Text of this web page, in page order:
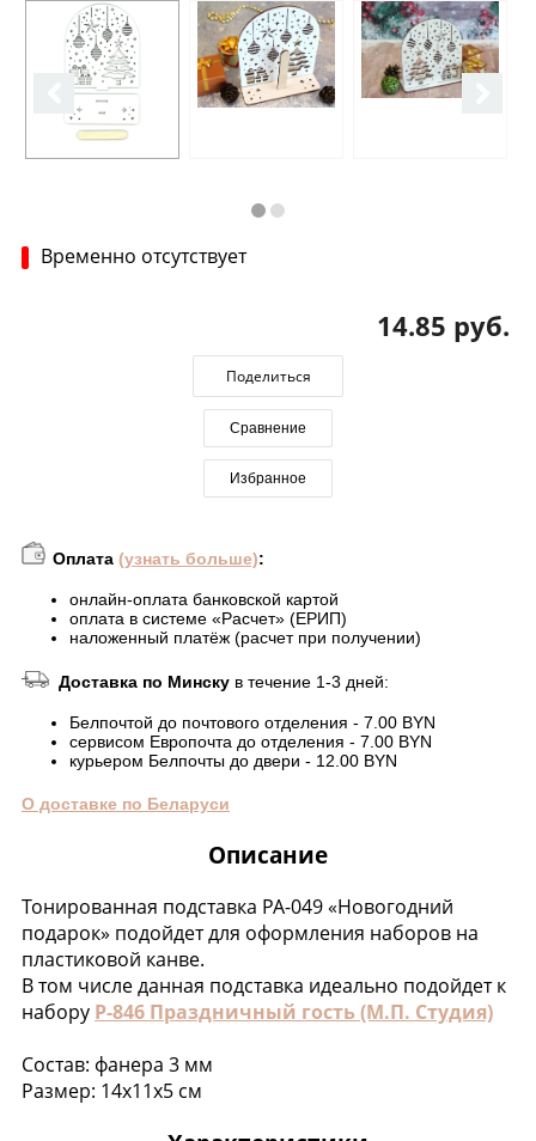
Временно отсутствует
14.85 руб.
Поделиться
Сравнение
Избранное
Оплата (узнать больше):
онлайн-оплата банковской картой
оплата в системе «Расчет» (ЕРИП)
наложенный платёж (расчет при получении)
Доставка по Минску в течение 1-3 дней:
Белпочтой до почтового отделения - 7.00 BYN
сервисом Европочта до отделения - 7.00 BYN
курьером Белпочты до двери - 12.00 BYN
О доставке по Беларуси
Описание
Тонированная подставка РА-049 «Новогодний
подарок» подойдет для оформления наборов на
пластиковой канве.
В том числе данная подставка идеально подойдет к
набору Р-846 Праздничный гость (М.П. Студия)
Состав: фанера 3 мм
Размер: 14х11х5 см